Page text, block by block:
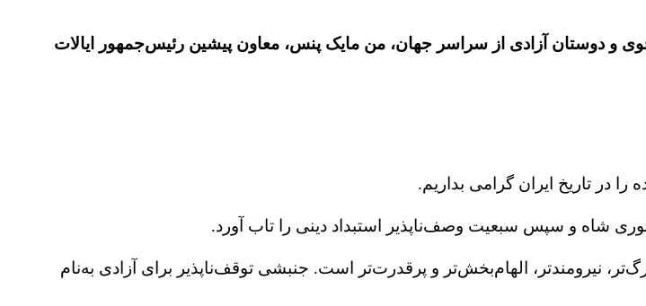
و دوستان آزادی از سراسر جهان، من مایک پنس، معاون پیشین رئیس‌جمهور ایالات
در تاریخ ایران گرامی بداریم.
شاه و سپس سبعیت وصف‌ناپذیر استبداد دینی را تاب آورد.
نیرومندتر، الهام‌بخش‌تر و پرقدرت‌تر است. جنبشی توقف‌ناپذیر برای آزادی به‌نام